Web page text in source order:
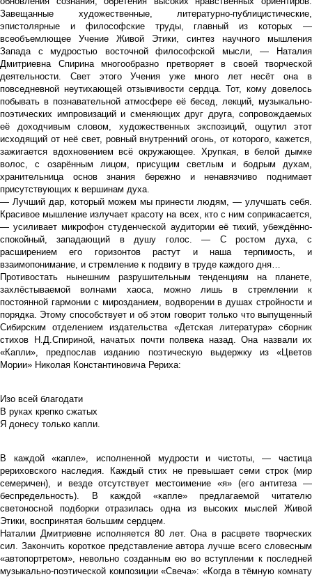
Завещанные художественные, литературно-публицистические,
эпистолярные и философские труды, главный из которых —
всеобъемлющее Учение Живой Этики, синтез научного мышления
Запада с мудростью восточной философской мысли, — Наталия
Дмитриевна Спирина многообразно претворяет в своей творческой
деятельности. Свет этого Учения уже много лет несёт она в
повседневной неутихающей отзывчивости сердца. Тот, кому довелось
побывать в познавательной атмосфере её бесед, лекций, музыкально-
поэтических импровизаций и сменяющих друг друга, сопровождаемых
её доходчивым словом, художественных экспозиций, ощутил этот
исходящий от неё свет, ровный внутренний огонь, от которого, кажется,
зажигается вдохновением всё окружающее. Хрупкая, в белой дымке
волос, с озарённым лицом, присущим светлым и бодрым духам,
хранительница основ знания бережно и ненавязчиво поднимает
присутствующих к вершинам духа.
— Лучший дар, который можем мы принести людям, — улучшать себя.
Красивое мышление излучает красоту на всех, кто с ним соприкасается,
— усиливает микрофон студенческой аудитории её тихий, убеждённо-
спокойный, западающий в душу голос. — С ростом духа, с
расширением его горизонтов растут и наша терпимость, и
взаимопонимание, и стремление к подвигу в труде каждого дня…
Противостать нынешним разрушительным тенденциям на планете,
захлёстываемой волнами хаоса, можно лишь в стремлении к
постоянной гармонии с мирозданием, водворении в душах стройности и
порядка. Этому способствует и об этом говорит только что выпущенный
Сибирским отделением издательства «Детская литература» сборник
стихов Н.Д.Спириной, начатых почти полвека назад. Она назвали их
«Капли», предпослав изданию поэтическую выдержку из «Цветов
Мории» Николая Константиновича Рериха:
Изо всей благодати
В руках крепко сжатых
Я донесу только капли.
В каждой «капле», исполненной мудрости и чистоты, — частица
рериховского наследия. Каждый стих не превышает семи строк (мир
семеричен), и везде отсутствует местоимение «я» (его антитеза —
беспредельность). В каждой «капле» предлагаемой читателю
светоносной подборки отразилась одна из высоких мыслей Живой
Этики, воспринятая большим сердцем.
Наталии Дмитриевне исполняется 80 лет. Она в расцвете творческих
сил. Закончить короткое представление автора лучше всего словесным
«автопортретом», невольно созданным ею во вступлении к последней
музыкально-поэтической композиции «Свеча»: «Когда в тёмную комнату